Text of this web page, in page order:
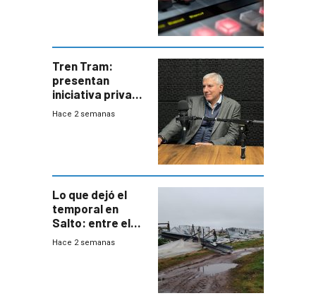
Tren Tram:
presentan
iniciativa privada
para una red de
Hace 2 semanas
Lo que dejó el
temporal en
Salto: entre el
impacto
Hace 2 semanas